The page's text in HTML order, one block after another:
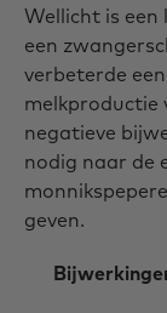
Wellicht is een
een
verbeterde
melkproductie
negatieve
nodig naar de
geven.